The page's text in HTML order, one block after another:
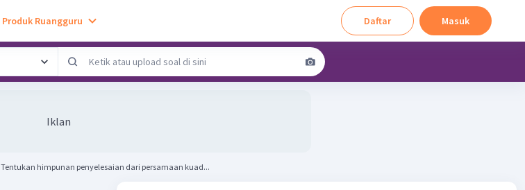
Produk Ruangguru Daftar Masuk
Iklan
Tentukan himpunan penyelesaian dari persamaan kuad...